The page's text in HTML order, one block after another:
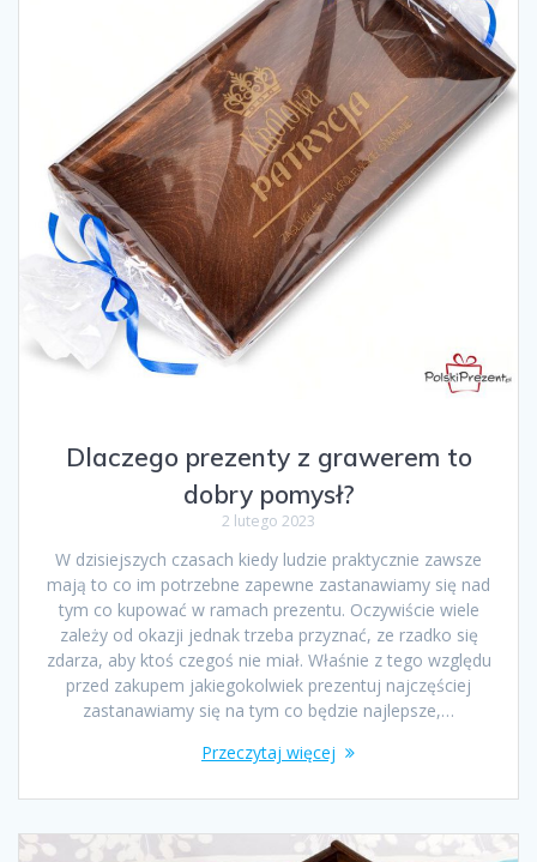
Dlaczego prezenty z grawerem to
dobry pomysł?
2 lutego 2023
W dzisiejszych czasach kiedy ludzie praktycznie zawsze
mają to co im potrzebne zapewne zastanawiamy się nad
tym co kupować w ramach prezentu. Oczywiście wiele
zależy od okazji jednak trzeba przyznać, ze rzadko się
zdarza, aby ktoś czegoś nie miał. Właśnie z tego względu
przed zakupem jakiegokolwiek prezentuj najczęściej
zastanawiamy się na tym co będzie najlepsze,…
Przeczytaj więcej